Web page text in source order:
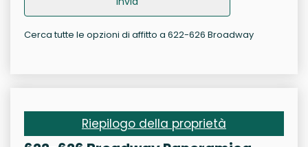
Cerca tutte le opzioni di affitto a 622-626 Broadway
Riepilogo della proprietà